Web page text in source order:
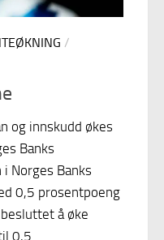
/
og innskudd økes
Banks
Norges Banks
0,5 prosentpoeng
å øke
0,5